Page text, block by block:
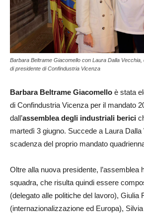
Barbara Beltrame Giacomello con Laura Dalla
di presidente di Confindustria Vicenza
Barbara Beltrame Giacomello è stata
di Confindustria Vicenza per il mandato
dall’assemblea degli industriali berici
martedì 3 giugno. Succede a Laura Dalla
scadenza del proprio mandato
Oltre alla nuova presidente, l’assemblea
squadra, che risulta quindi essere
(delegato alle politiche del lavoro), Giulia
(internazionalizzazione ed Europa),